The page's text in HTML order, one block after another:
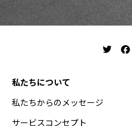
私たちについて
私たちからのメッセージ
サービスコンセプト